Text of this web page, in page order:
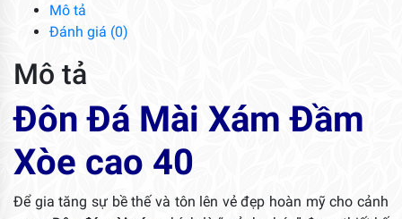
lượng
Mô tả
Đánh giá (0)
Mô tả
Đôn Đá Mài Xám Đầm
Xòe cao 40
Để gia tăng sự bề thế và tôn lên vẻ đẹp hoàn mỹ cho cảnh